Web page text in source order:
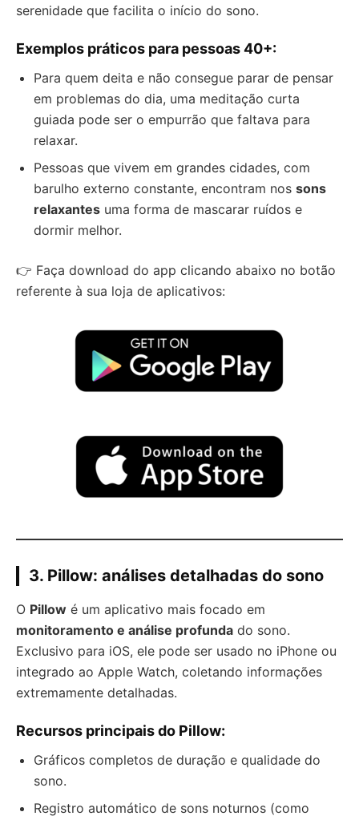
serenidade que facilita o início do sono.
Exemplos práticos para pessoas 40+:
Para quem deita e não consegue parar de pensar
em problemas do dia, uma meditação curta
guiada pode ser o empurrão que faltava para
relaxar.
Pessoas que vivem em grandes cidades, com
barulho externo constante, encontram nos sons
relaxantes uma forma de mascarar ruídos e
dormir melhor.
👉 Faça download do app clicando abaixo no botão
referente à sua loja de aplicativos:
3. Pillow: análises detalhadas do sono
O Pillow é um aplicativo mais focado em
monitoramento e análise profunda do sono.
Exclusivo para iOS, ele pode ser usado no iPhone ou
integrado ao Apple Watch, coletando informações
extremamente detalhadas.
Recursos principais do Pillow:
Gráficos completos de duração e qualidade do
sono.
Registro automático de sons noturnos (como